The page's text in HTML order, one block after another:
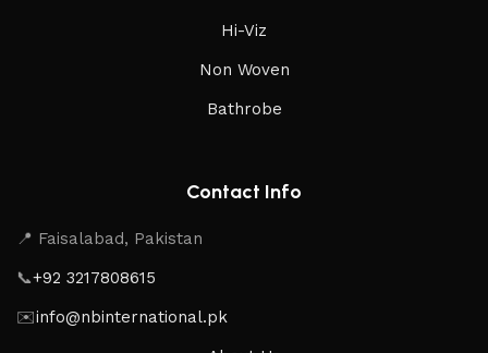
Hi-Viz
Non Woven
Bathrobe
Contact Info
📍 Faisalabad, Pakistan
📞+92 3217808615
✉️info@nbinternational.pk